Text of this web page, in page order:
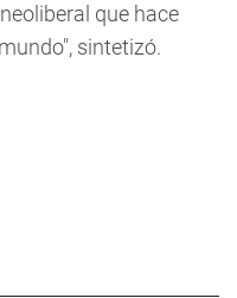
que hace
sintetizó.